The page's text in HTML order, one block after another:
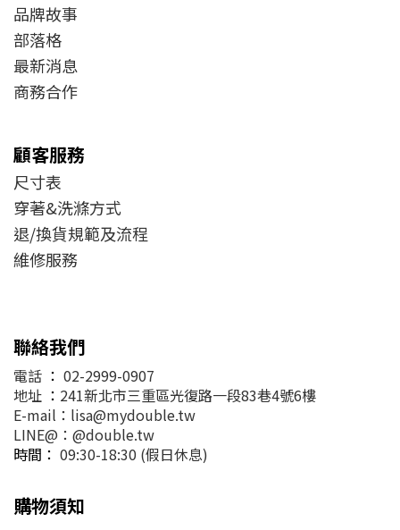
品牌故事
部落格
最新消息
商務合作
顧客服務
尺寸表
穿著&洗滌方式
退/換貨規範及流程
維修服務
聯絡我們
電話 ： 02-2999-0907
地址 ： 241新北市三重區光復路一段83巷4號6樓
E-mail：lisa@mydouble.tw
LINE@：@double.tw
時間： 09:30-18:30 (假日休息)
購物須知